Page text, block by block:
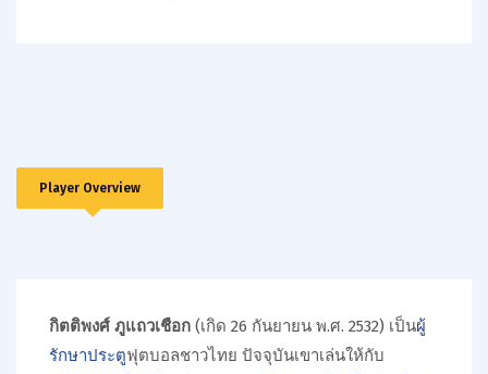
Player Overview
กิตติพงศ์ ภูแถวเชือก (เกิด 26 กันยายน พ.ศ. 2532) เป็นผู้
รักษาประตูฟุตบอลชาวไทย ปัจจุบันเขาเล่นให้กับ